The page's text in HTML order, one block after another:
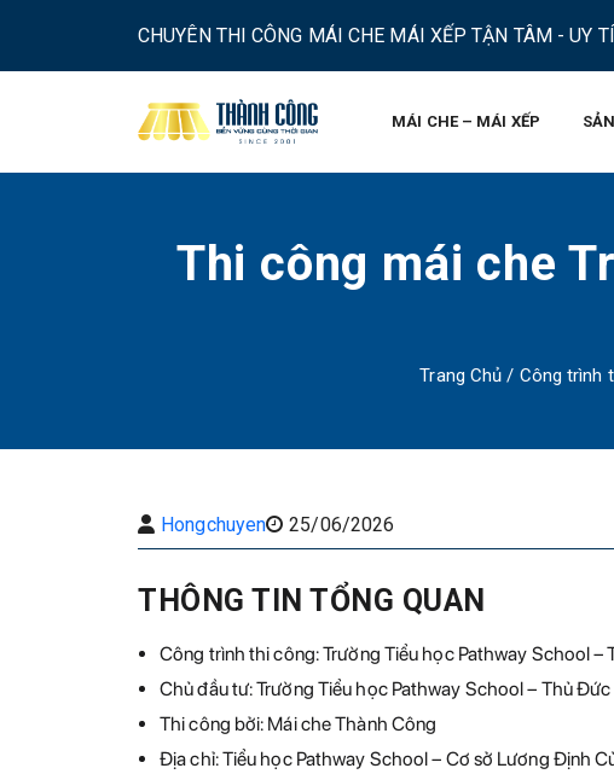
CHUYÊN THI CÔNG MÁI CHE MÁI XẾP TẬN TÂM - UY
MÁI CHE – MÁI XẾP
Thi công mái che
Trang Chủ / Công trình
Hongchuyen 25/06/2026
THÔNG TIN TỔNG QUAN
Công trình thi công: Trường Tiểu học Pathway School –
Chủ đầu tư: Trường Tiểu học Pathway School – Thủ Đức
Thi công bởi: Mái che Thành Công
Địa chỉ: Tiểu học Pathway School – Cơ sở Lương Định